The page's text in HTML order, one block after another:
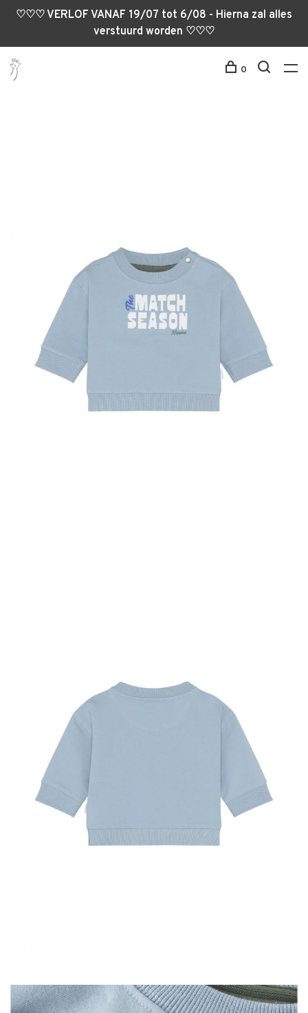
♡♡♡ VERLOF VANAF 19/07 tot 6/08 - Hierna zal alles
verstuurd worden ♡♡♡
0